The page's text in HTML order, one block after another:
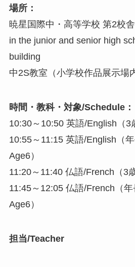
場所：
暁星国際中・高等学校 第2校
in the junior and senior high
building
中2S教室（小学校作品展示場
時間・教科・対象/Schedule：
10:30～10:50 英語/English（3
10:55～11:15 英語/English（
Age6）
11:20～11:40 仏語/French（3
11:45～12:05 仏語/French（
Age6）
担当/Teacher